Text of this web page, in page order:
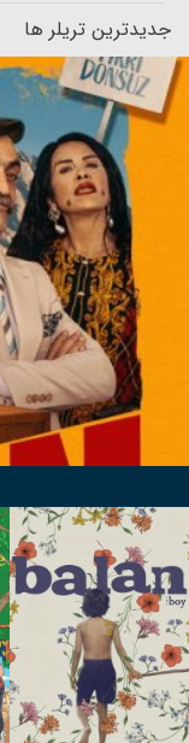
جدیدترین تریلر ها